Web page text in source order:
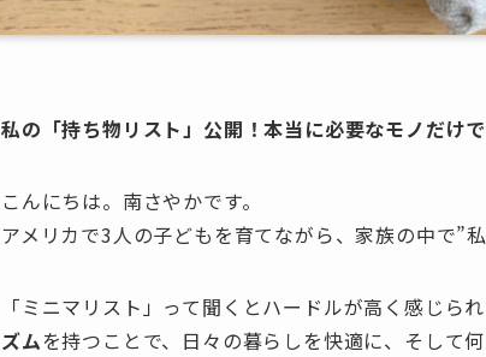
私の「持ち物リスト」公開！本当に必要なモノだけ
こんにちは。南さやかです。
アメリカで3人の子どもを育てながら、家族の中で”
「ミニマリスト」って聞くとハードルが高く感じら
ズムを持つことで、日々の暮らしを快適に、そして